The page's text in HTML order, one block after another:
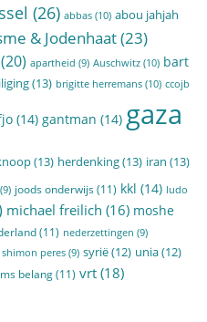
(26) abbas (10) abou jahjah
& Jodenhaat(23)
(20) apartheid (9) Auschwitz (10) bart
(13) brigitte herremans (10) ccojb
(14) gantman (14) gaza
(13) herdenking(13) iran (13)
(9) joods onderwijs(11) kkl (14) ludo
michael freilich (16) moshe
(11) nederzettingen (9)
shimon peres (9) syrië(12) unia(12)
belang(11) vrt(18)